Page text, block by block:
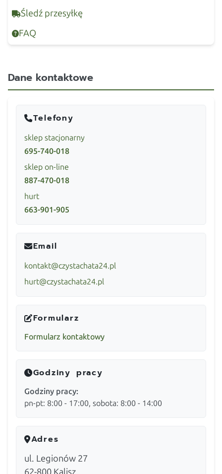
Śledź przesyłkę
FAQ
Dane kontaktowe
Telefony
sklep stacjonarny
695-740-018
sklep on-line
887-470-018
hurt
663-901-905
Email
kontakt@czystachata24.pl
hurt@czystachata24.pl
Formularz
Formularz kontaktowy
Godziny pracy
Godziny pracy:
pn-pt: 8:00 - 17:00, sobota: 8:00 - 14:00
Adres
ul. Legionów 27